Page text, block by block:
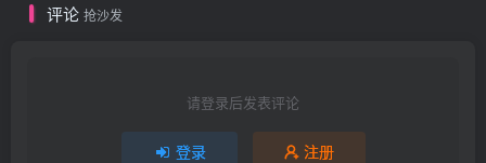
评论 抢沙发
请登录后发表评论
登录 注册